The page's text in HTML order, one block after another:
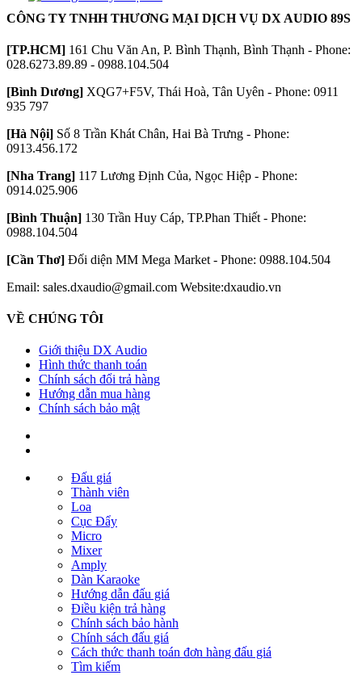
CÔNG TY TNHH THƯƠNG MẠI DỊCH VỤ DX AUDIO 89S
[TP.HCM] 161 Chu Văn An, P. Bình Thạnh, Bình Thạnh - Phone:
028.6273.89.89 - 0988.104.504
[Bình Dương] XQG7+F5V, Thái Hoà, Tân Uyên - Phone: 0911
935 797
[Hà Nội] Số 8 Trần Khát Chân, Hai Bà Trưng - Phone:
0913.456.172
[Nha Trang] 117 Lương Định Của, Ngọc Hiệp - Phone:
0914.025.906
[Bình Thuận] 130 Trần Huy Cáp, TP.Phan Thiết - Phone:
0988.104.504
[Cần Thơ] Đối diện MM Mega Market - Phone: 0988.104.504
Email: sales.dxaudio@gmail.com Website:dxaudio.vn
VỀ CHÚNG TÔI
Giới thiệu DX Audio
Hình thức thanh toán
Chính sách đổi trả hàng
Hướng dẫn mua hàng
Chính sách bảo mật
Đấu giá
Thành viên
Loa
Cục Đẩy
Micro
Mixer
Amply
Dàn Karaoke
Hướng dẫn đấu giá
Điều kiện trả hàng
Chính sách bảo hành
Chính sách đấu giá
Cách thức thanh toán đơn hàng đấu giá
Tìm kiếm